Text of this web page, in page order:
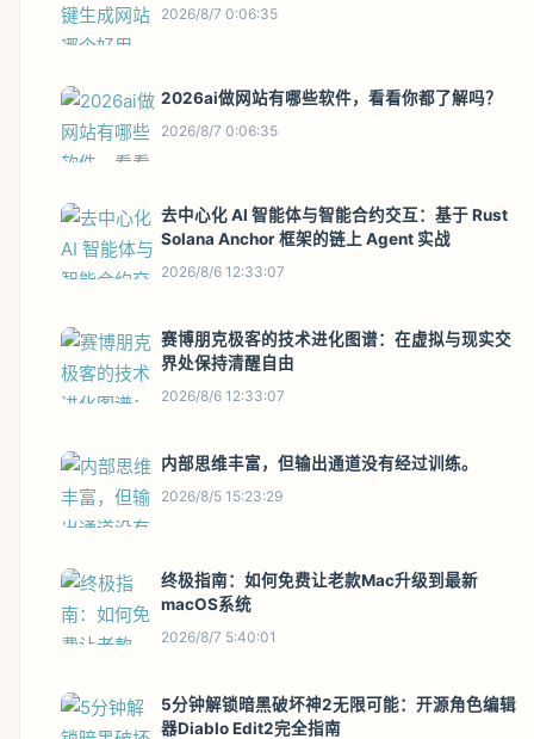
2026/8/7 0:06:35
2026ai做网站有哪些软件，看看你都了解吗？
2026/8/7 0:06:35
去中心化 AI 智能体与智能合约交互：基于 Rust
Solana Anchor 框架的链上 Agent 实战
2026/8/6 12:33:07
赛博朋克极客的技术进化图谱：在虚拟与现实交
界处保持清醒自由
2026/8/6 12:33:07
内部思维丰富，但输出通道没有经过训练。
2026/8/5 15:23:29
终极指南：如何免费让老款Mac升级到最新
macOS系统
2026/8/7 5:40:01
5分钟解锁暗黑破坏神2无限可能：开源角色编辑
器Diablo Edit2完全指南